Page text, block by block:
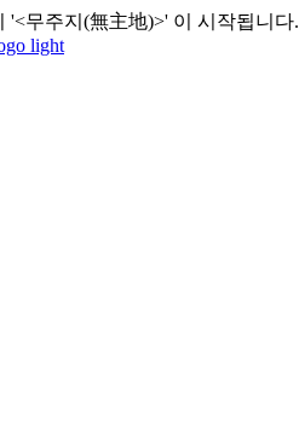
'<무주지(無主地)>' 이 시작됩니다.